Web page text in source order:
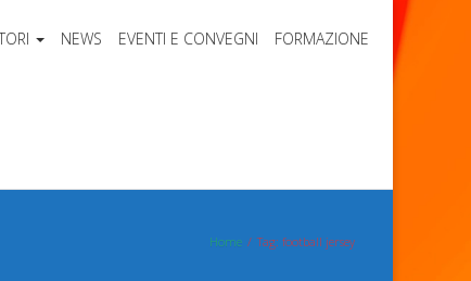
NEWS EVENTI E CONVEGNI FORMAZIONE
Home Tag: football jersey